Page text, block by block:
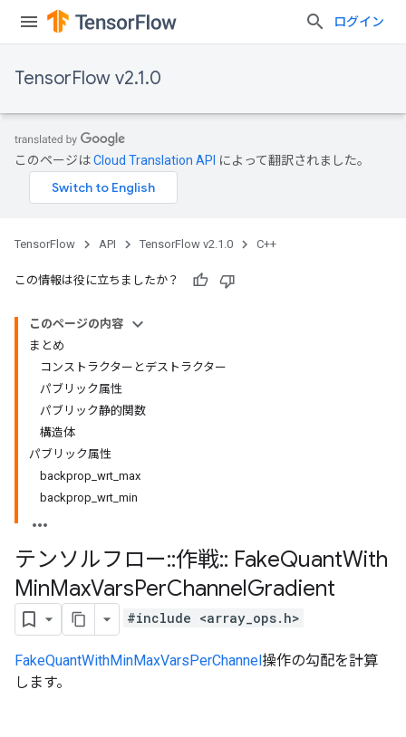
ログイン
TensorFlow v2.1.0
このページはCloud Translation API によって翻訳されました。
TensorFlow API TensorFlow v2.1.0 C++
この情報は役に立ちましたか？
このページの内容
まとめ
コンストラクターとデストラクター
パブリック属性
パブリック静的関数
構造体
パブリック属性
backprop_wrt_max
backprop_wrt_min
テンソルフロー::作戦:: FakeQuantWith
MinMaxVarsPerChannelGradient
#include <array_ops.h>
FakeQuantWithMinMaxVarsPerChannel操作の勾配を計算
します。